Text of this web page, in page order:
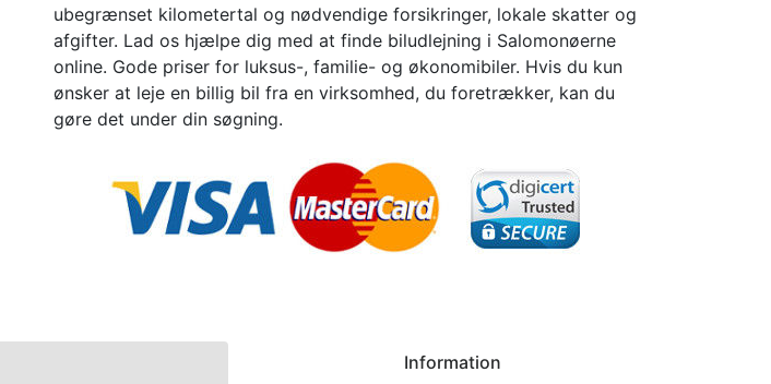
ubegrænset kilometertal og nødvendige forsikringer, lokale skatter og
afgifter. Lad os hjælpe dig med at finde biludlejning i Salomonøerne
online. Gode priser for luksus-, familie- og økonomibiler. Hvis du kun
ønsker at leje en billig bil fra en virksomhed, du foretrækker, kan du
gøre det under din søgning.
Information